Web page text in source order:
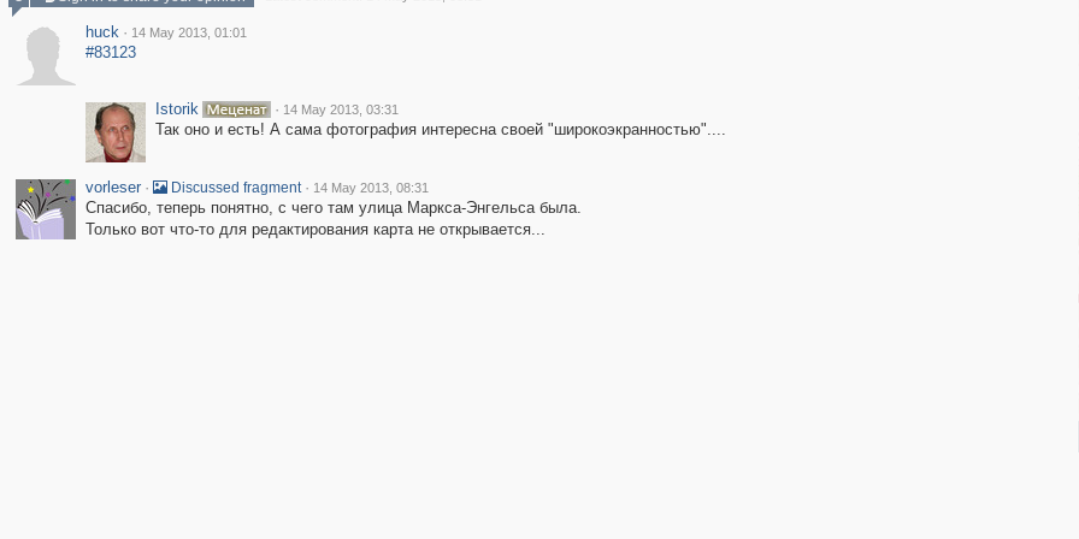
huck · 14 May 2013, 01:01
#83123
Istorik · 14 May 2013, 03:31
Так оно и есть! А сама фотография интересна своей "широкоэкранностью"....
vorleser · Discussed fragment · 14 May 2013, 08:31
Спасибо, теперь понятно, с чего там улица Маркса-Энгельса была.
Только вот что-то для редактирования карта не открывается...